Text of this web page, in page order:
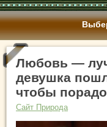
Любовь —
девушка
чтобы
Сайт Природа